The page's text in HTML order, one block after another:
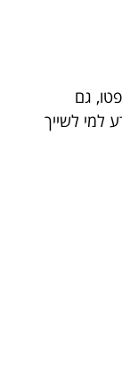
גם
למי לשייך